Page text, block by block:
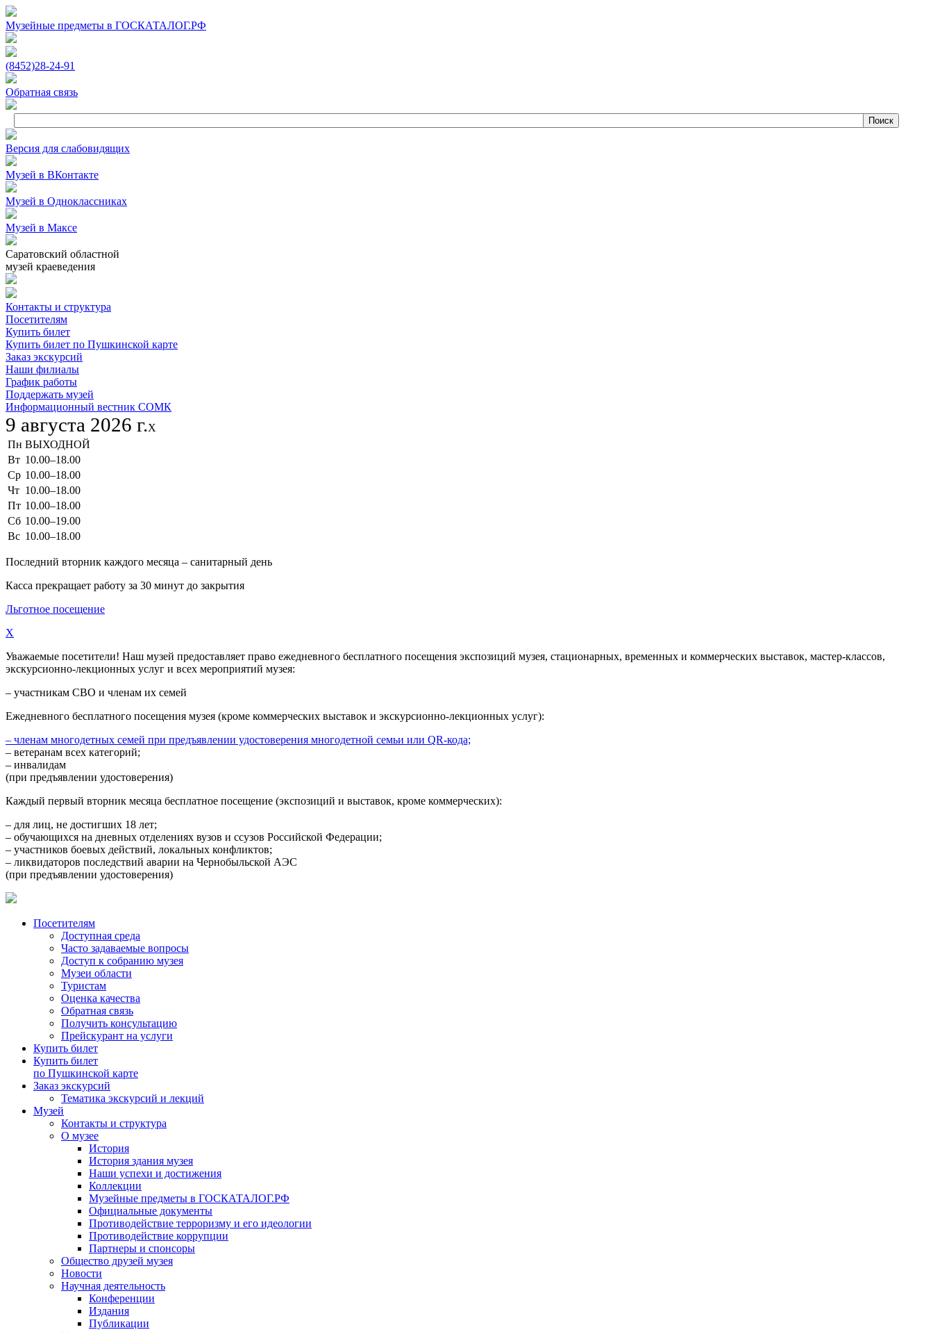
Музейные предметы в ГОСКАТАЛОГ.РФ
(8452)28‑24‑91
Обратная связь
Версия для слабовидящих
Музей в ВКонтакте
Музей в Одноклассниках
Музей в Максе
Саратовский областной
музей краеведения
Контакты и структура
Посетителям
Купить билет
Купить билет по Пушкинской карте
Заказ экскурсий
Наши филиалы
График работы
Поддержать музей
Информационный вестник СОМК
9 августа 2026 г.X
Пн ВЫХОДНОЙ
Вт 10.00–18.00
Ср 10.00–18.00
Чт 10.00–18.00
Пт 10.00–18.00
Сб 10.00–19.00
Вс 10.00–18.00
Последний вторник каждого месяца – санитарный день
Касса прекращает работу за 30 минут до закрытия
Льготное посещение
X
Уважаемые посетители! Наш музей предоставляет право ежедневного бесплатного посещения экспозиций музея, стационарных, временных и коммерческих выставок, мастер-классов,
экскурсионно-лекционных услуг и всех мероприятий музея:
– участникам СВО и членам их семей
Ежедневного бесплатного посещения музея (кроме коммерческих выставок и экскурсионно-лекционных услуг):
– членам многодетных семей при предъявлении удостоверения многодетной семьи или QR-кода;
– ветеранам всех категорий;
– инвалидам
(при предъявлении удостоверения)
Каждый первый вторник месяца бесплатное посещение (экспозиций и выставок, кроме коммерческих):
– для лиц, не достигших 18 лет;
– обучающихся на дневных отделениях вузов и ссузов Российской Федерации;
– участников боевых действий, локальных конфликтов;
– ликвидаторов последствий аварии на Чернобыльской АЭС
(при предъявлении удостоверения)
Посетителям
Доступная среда
Часто задаваемые вопросы
Доступ к собранию музея
Музеи области
Туристам
Оценка качества
Обратная связь
Получить консультацию
Прейскурант на услуги
Купить билет
Купить билет
по Пушкинской карте
Заказ экскурсий
Тематика экскурсий и лекций
Музей
Контакты и структура
О музее
История
История здания музея
Наши успехи и достижения
Коллекции
Музейные предметы в ГОСКАТАЛОГ.РФ
Официальные документы
Противодействие терроризму и его идеологии
Противодействие коррупции
Партнеры и спонсоры
Общество друзей музея
Новости
Научная деятельность
Конференции
Издания
Публикации